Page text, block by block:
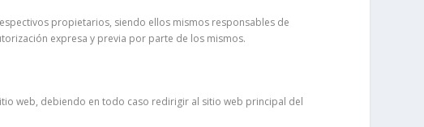
propietarios, siendo ellos mismos responsables de
expresa y previa por parte de los mismos.
web, debiendo en todo caso redirigir al sitio web principal del